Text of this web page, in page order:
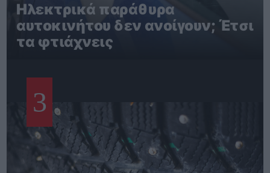
Ηλεκτρικά παράθυρα
αυτοκινήτου δεν ανοίγουν; Έτσι
τα φτιάχνεις
3